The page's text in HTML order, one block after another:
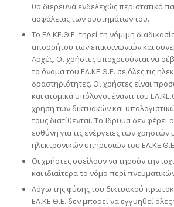
θα διερευνά ενδελεχώς περιστατικά
ασφάλειας των συστημάτων του.
Το ΕΛ.ΚΕ.Θ.Ε. τηρεί τη νόμιμη
απορρήτου των επικοινωνιών και
Αρχές. Οι χρήστες υποχρεούνται να
το όνομα του ΕΛ.ΚΕ.Θ.Ε. σε όλες τις
δραστηριότητες. Οι χρήστες είναι
και ατομικά υπόλογοι έναντι του
χρήση των δικτυακών και
τους διατίθενται. Το Ίδρυμα δεν
ευθύνη για τις ενέργειες των
ηλεκτρονικών υπηρεσιών του
Οι χρήστες οφείλουν να τηρούν την
και ιδιαίτερα το νόμο περί
Λόγω της φύσης του δικτυακού
ΕΛ.ΚΕ.Θ.Ε. δεν μπορεί να εγγυηθεί όλες